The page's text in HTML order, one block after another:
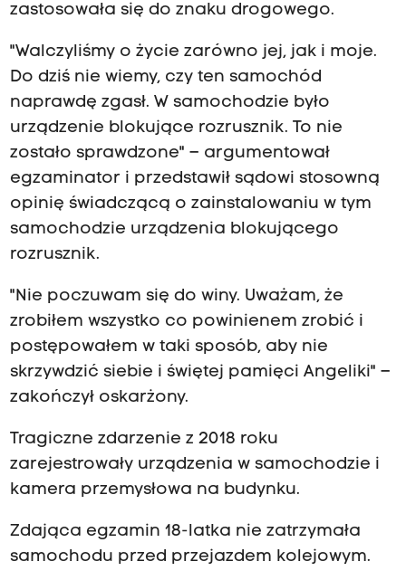
zastosowała się do znaku drogowego.
"Walczyliśmy o życie zarówno jej, jak i moje.
Do dziś nie wiemy, czy ten samochód
naprawdę zgasł. W samochodzie było
urządzenie blokujące rozrusznik. To nie
zostało sprawdzone" – argumentował
egzaminator i przedstawił sądowi stosowną
opinię świadczącą o zainstalowaniu w tym
samochodzie urządzenia blokującego
rozrusznik.
"Nie poczuwam się do winy. Uważam, że
zrobiłem wszystko co powinienem zrobić i
postępowałem w taki sposób, aby nie
skrzywdzić siebie i świętej pamięci Angeliki" –
zakończył oskarżony.
Tragiczne zdarzenie z 2018 roku
zarejestrowały urządzenia w samochodzie i
kamera przemysłowa na budynku.
Zdająca egzamin 18-latka nie zatrzymała
samochodu przed przejazdem kolejowym.